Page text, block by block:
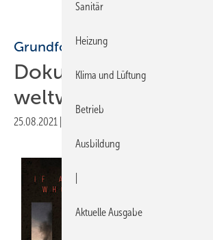
Grundfos
Doku-Drama über die
weltweite Wasserkrise
25.08.2021
Sanitär
Heizung
Klima und Lüftung
Betrieb
Ausbildung
Aktuelle Ausgabe